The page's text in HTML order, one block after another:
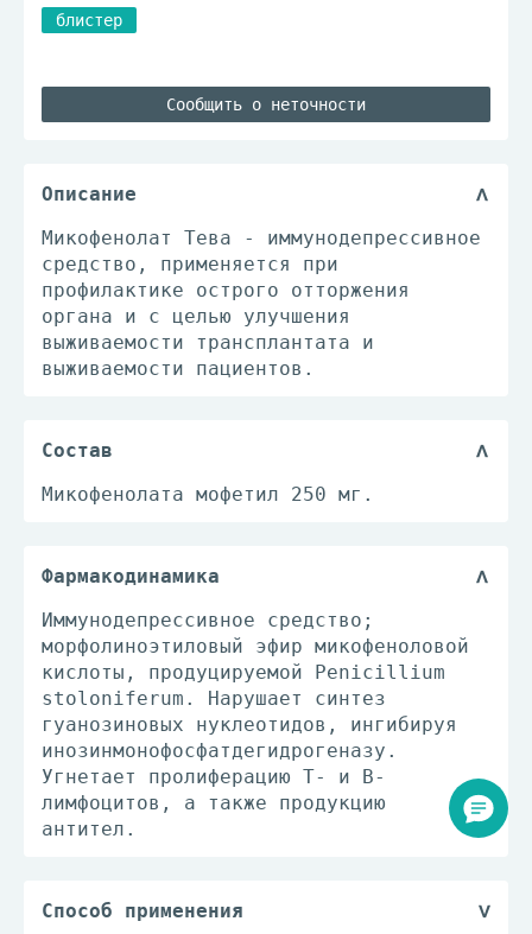
блистер
Сообщить о неточности
Описание
Микофенолат Тева - иммунодепрессивное
средство, применяется при
профилактике острого отторжения
органа и с целью улучшения
выживаемости трансплантата и
выживаемости пациентов.
Состав
Микофенолата мофетил 250 мг.
Фармакодинамика
Иммунодепрессивное средство;
морфолиноэтиловый эфир микофеноловой
кислоты, продуцируемой Penicillium
stoloniferum. Нарушает синтез
гуанозиновых нуклеотидов, ингибируя
инозинмонофосфатдегидрогеназу.
Угнетает пролиферацию T- и B-
лимфоцитов, а также продукцию
антител.
Способ применения